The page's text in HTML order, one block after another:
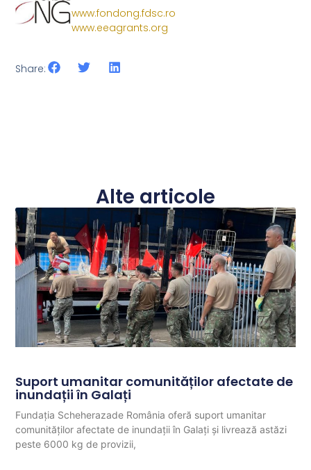
www.fondong.fdsc.ro
www.eeagrants.org
Share:
Alte articole
Suport umanitar comunităților afectate de
inundații în Galați
Fundația Scheherazade România oferă suport umanitar
comunităților afectate de inundații în Galați și livrează astăzi
peste 6000 kg de provizii,